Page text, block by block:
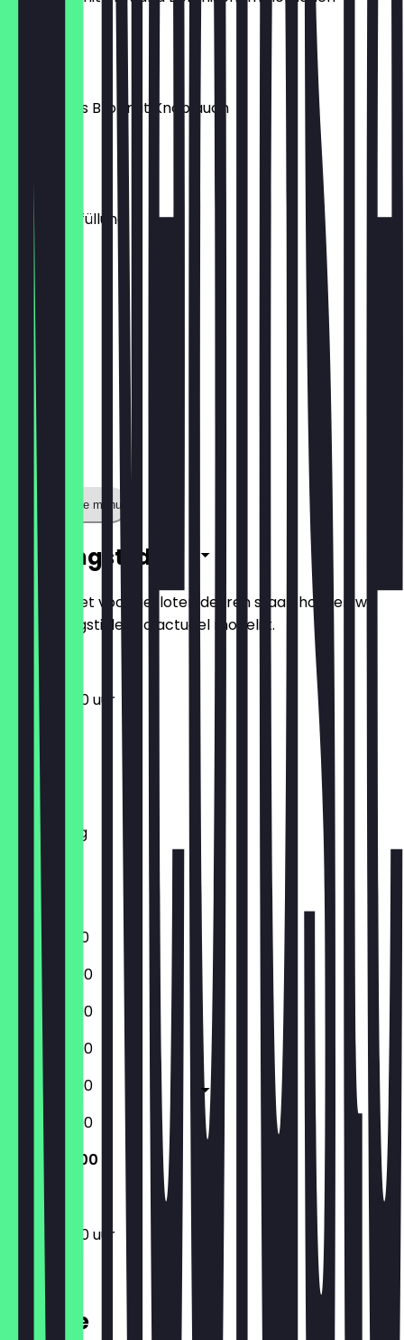
Geröstetes Brot mit Knoblauch
mit Butterfüllung
€ 3,82
Toon volledige menu
Openingstijden
Zodat je niet voor gesloten deuren staat, houden we
de openingstijden zo actueel mogelijk.
12:00 - 21:00 uur
Maandag
Dinsdag
Woensdag
Donderdag
Vrijdag
Zaterdag
Zondag
12:00 - 21:00
12:00 - 22:00
12:00 - 22:00
12:00 - 22:00
12:00 - 22:00
12:00 - 22:00
12:00 - 21:00
12:00 - 21:00 uur
Locatie